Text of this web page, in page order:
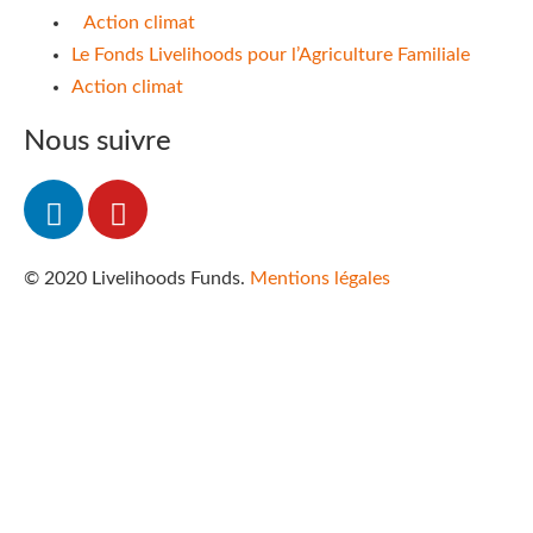
Action climat
Le Fonds Livelihoods pour l’Agriculture Familiale
Action climat
Nous suivre
© 2020 Livelihoods Funds. Mentions légales